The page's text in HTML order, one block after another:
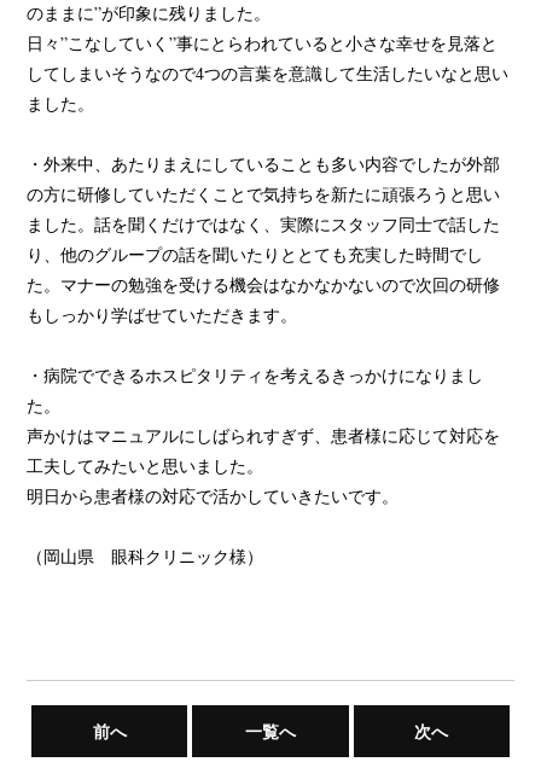
のままに”が印象に残りました。
日々”こなしていく”事にとらわれていると小さな幸せを見落と
してしまいそうなので4つの言葉を意識して生活したいなと思い
ました。
・外来中、あたりまえにしていることも多い内容でしたが外部
の方に研修していただくことで気持ちを新たに頑張ろうと思い
ました。話を聞くだけではなく、実際にスタッフ同士で話した
り、他のグループの話を聞いたりととても充実した時間でし
た。マナーの勉強を受ける機会はなかなかないので次回の研修
もしっかり学ばせていただきます。
・病院でできるホスピタリティを考えるきっかけになりまし
た。
声かけはマニュアルにしばられすぎず、患者様に応じて対応を
工夫してみたいと思いました。
明日から患者様の対応で活かしていきたいです。
（岡山県 眼科クリニック様）
前へ 一覧へ 次へ